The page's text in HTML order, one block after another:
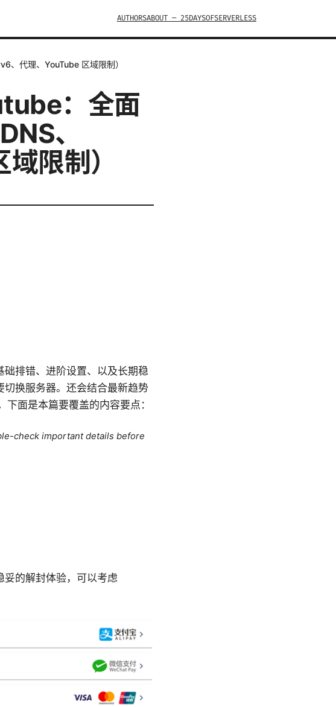
AUTHORSABOUT — 25DAYSOFSERVERLESS
、代理、YouTube 区域限制）
：全面
、
限制）
排错、进阶设置、以及长期稳
换服务器。还会结合最新趋势
面是本篇要覆盖的内容要点：
check important details before
妥的解封体验，可以考虑